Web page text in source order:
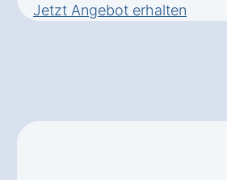
Jetzt Angebot erhalten